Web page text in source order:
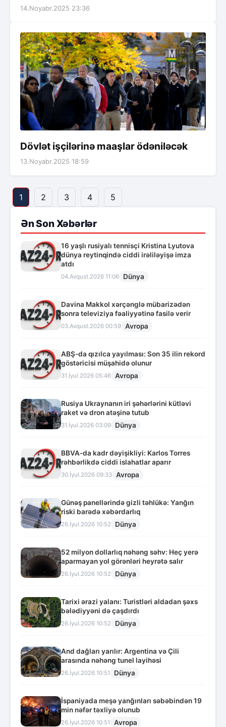
14.Noyabr.2025 23:36
Dövlət işçilərinə maaşlar ödəniləcək
13.Noyabr.2025 18:59
1 2 3 4 5
Ən Son Xəbərlər
16 yaşlı rusiyalı tennisçi Kristina Lyutova
dünya reytinqində ciddi irəliləyişə imza
atdı
04.Avqust.2026 11:06 Dünya
Davina Makkol xərçənglə mübarizədən
sonra televiziya fəaliyyətinə fasilə verir
03.Avqust.2026 00:59 Avropa
ABŞ-da qızılca yayılması: Son 35 ilin rekord
göstəricisi müşahidə olunur
31.İyul.2026 05:46 Avropa
Rusiya Ukraynanın iri şəhərlərini kütləvi
raket və dron atəşinə tutub
31.İyul.2026 03:09 Dünya
BBVA-da kadr dəyişikliyi: Karlos Torres
rəhbərlikdə ciddi islahatlar aparır
30.İyul.2026 09:33 Avropa
Günəş panellərində gizli təhlükə: Yanğın
riski barədə xəbərdarlıq
26.İyul.2026 10:52 Dünya
52 milyon dollarlıq nəhəng səhv: Heç yerə
aparmayan yol görənləri heyrətə salır
26.İyul.2026 10:52 Dünya
Tarixi ərazi yalanı: Turistləri aldadan şəxs
bələdiyyəni də çaşdırdı
26.İyul.2026 10:52 Dünya
And dağları yarılır: Argentina və Çili
arasında nəhəng tunel layihəsi
26.İyul.2026 10:51 Dünya
İspaniyada meşə yanğınları səbəbindən 19
min nəfər təxliyə olunub
26.İyul.2026 10:51 Avropa